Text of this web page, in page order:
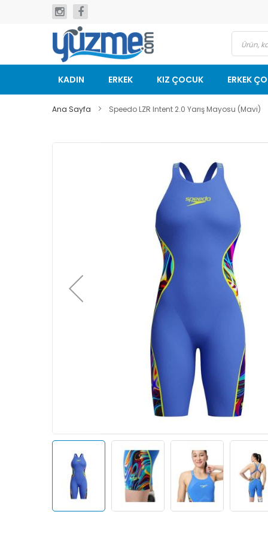
geç
KADIN ERKEK KIZ ÇOCUK ERKEK
Ana Sayfa Speedo LZR Intent 2.0 Yarış Mayosu (Mavi)